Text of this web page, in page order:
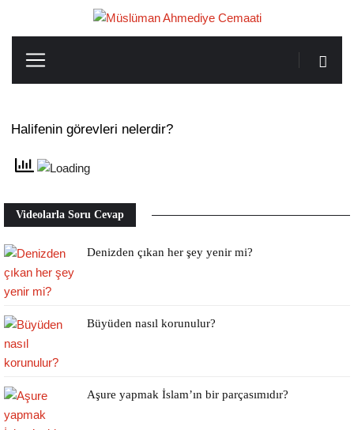
Halifenin görevleri nelerdir?
Videolarla Soru Cevap
Denizden çıkan her şey yenir mi?
Büyüden nasıl korunulur?
Aşure yapmak İslam’ın bir parçasımıdır?